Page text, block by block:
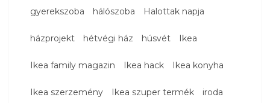
gyerekszoba hálószoba Halottak napja
házprojekt hétvégi ház húsvét Ikea
Ikea family magazin Ikea hack Ikea konyha
Ikea szerzemény Ikea szuper termék iroda